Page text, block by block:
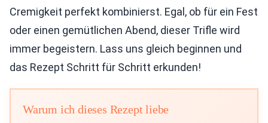
Cremigkeit perfekt kombinierst. Egal, ob für ein Fest
oder einen gemütlichen Abend, dieser Trifle wird
immer begeistern. Lass uns gleich beginnen und
das Rezept Schritt für Schritt erkunden!
Warum ich dieses Rezept liebe